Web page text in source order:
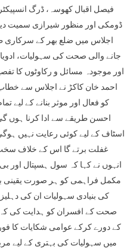
فیصل اقبال کھوسہ، ڈرگ
ڈومکی اور منظور شیرازی سمیت
اجلاس میں ضلع بھر کے سرکاری
جانے والی صحت کی سہولیات،
اور موجودہ مسائل و رکاوٹوں کا
احمد خان کاکڑ نے اجلاس سے
کو فعال اور موثر بنانے کے لیے
احسن طریقے سے ادا کرنا ہوں
اسٹاف کے لیے کوئی رعایت نہیں
غفلت برتے گا اس کے خلاف
انہوں نے کہا کہ سول ہسپتال اور
مکمل فراہمی کو ہر صورت یقینی
کی بنیادی سہولیات ان کی
صحت کے افسران کو ہدایت کی کہ
کے دورے کرکے عوامی شکایات کا
میں سہولیات کی بہتری کے لیے